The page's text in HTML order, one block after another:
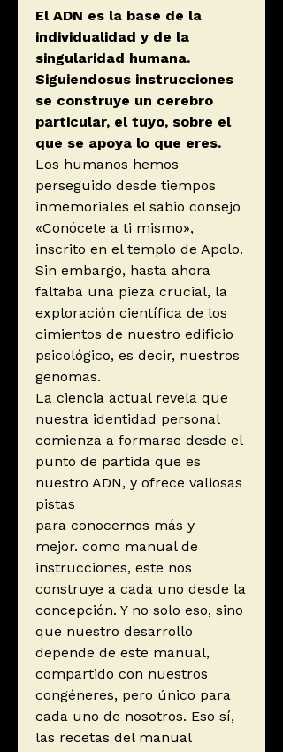
El ADN es la base de la
individualidad y de la
singularidad humana.
Siguiendosus instrucciones
se construye un cerebro
particular, el tuyo, sobre el
que se apoya lo que eres.
Los humanos hemos
perseguido desde tiempos
inmemoriales el sabio consejo
«Conócete a ti mismo»,
inscrito en el templo de Apolo.
Sin embargo, hasta ahora
faltaba una pieza crucial, la
exploración científica de los
cimientos de nuestro edificio
psicológico, es decir, nuestros
genomas.
La ciencia actual revela que
nuestra identidad personal
comienza a formarse desde el
punto de partida que es
nuestro ADN, y ofrece valiosas
pistas
para conocernos más y
mejor. como manual de
instrucciones, este nos
construye a cada uno desde la
concepción. Y no solo eso, sino
que nuestro desarrollo
depende de este manual,
compartido con nuestros
congéneres, pero único para
cada uno de nosotros. Eso sí,
las recetas del manual